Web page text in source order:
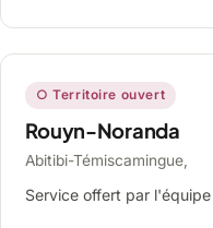
○ Territoire ouvert
Rouyn-Noranda
Abitibi-Témiscamingue,
Service offert par